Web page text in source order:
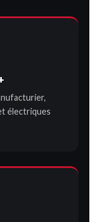
électriques